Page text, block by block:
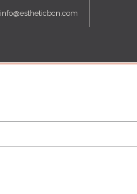
info@estheticbcn.com